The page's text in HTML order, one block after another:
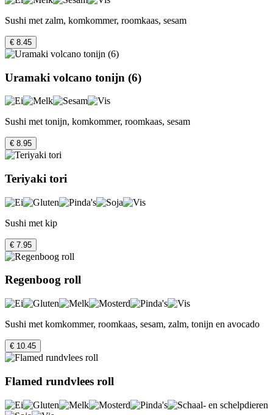
Sushi met zalm, komkommer, roomkaas, sesam
€ 8.45
Uramaki volcano tonijn (6)
Sushi met tonijn, komkommer, roomkaas, sesam
€ 8.95
Teriyaki tori
Sushi met kip
€ 7.95
Regenboog roll
Sushi met komkommer, roomkaas, sesam, zalm, tonijn en avocado
€ 10.45
Flamed rundvlees roll